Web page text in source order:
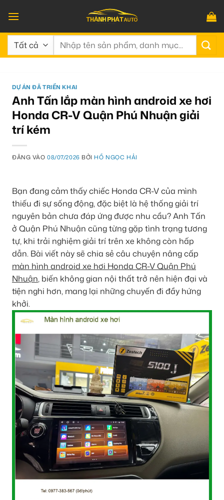
qua
nội
dung
Tìm
DỰ ÁN ĐÃ TRIỂN KHAI
Anh Tấn lắp màn hình android xe hơi
Honda CR-V Quận Phú Nhuận giải
trí kém
ĐĂNG VÀO08/07/2026 BỞI HỒ NGỌC HẢI
Bạn đang cảm thấy chiếc Honda CR-V của mình
thiếu đi sự sống động, đặc biệt là hệ thống giải trí
nguyên bản chưa đáp ứng được nhu cầu? Anh Tấn
ở Quận Phú Nhuận cũng từng gặp tình trạng tương
tự, khi trải nghiệm giải trí trên xe không còn hấp
dẫn. Bài viết này sẽ chia sẻ câu chuyện nâng cấp
màn hình android xe hơi Honda CR-V Quận Phú
Nhuận, biến không gian nội thất trở nên hiện đại và
tiện nghi hơn, mang lại những chuyến đi đầy hứng
khởi.